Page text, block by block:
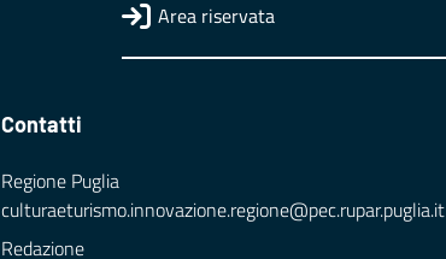
Area riservata
Contatti
Regione Puglia
culturaeturismo.innovazione.regione@pec.rupar.puglia.it
Redazione